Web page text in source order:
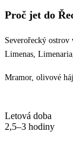
Proč jet do
Severořecký
Limenas,
Mramor, olivové
Letová doba
2,5–3 hodiny